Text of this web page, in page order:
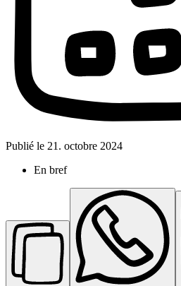
Publié le 21. octobre 2024
En bref